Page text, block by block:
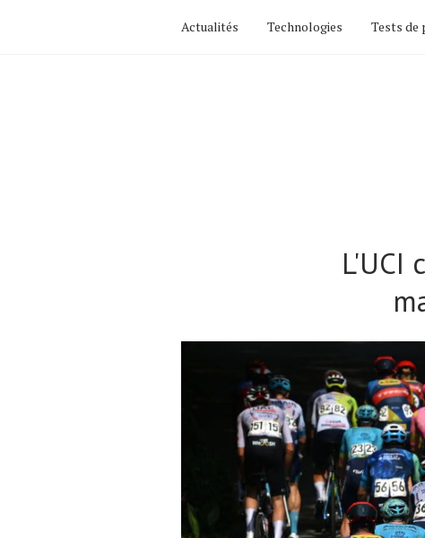
Actualités Technologies Tests de
L'UCI